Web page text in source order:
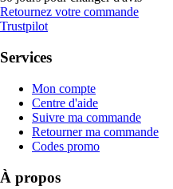
Retournez votre commande
Trustpilot
Services
Mon compte
Centre d'aide
Suivre ma commande
Retourner ma commande
Codes promo
À propos